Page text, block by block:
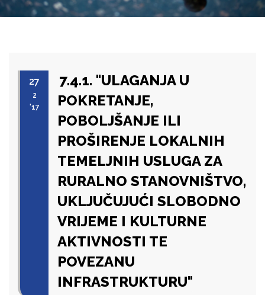
27
2
'17
7.4.1. "ULAGANJA U
POKRETANJE,
POBOLJŠANJE ILI
PROŠIRENJE LOKALNIH
TEMELJNIH USLUGA ZA
RURALNO STANOVNIŠTVO,
UKLJUČUJUĆI SLOBODNO
VRIJEME I KULTURNE
AKTIVNOSTI TE
POVEZANU
INFRASTRUKTURU"